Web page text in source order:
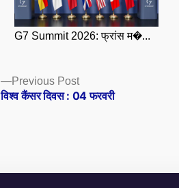
G7 Summit 2026: फ्रांस म�...
Posts
navigation
Previous PostPrevious
post:
विश्व कैंसर दिवस : 04 फरवरी